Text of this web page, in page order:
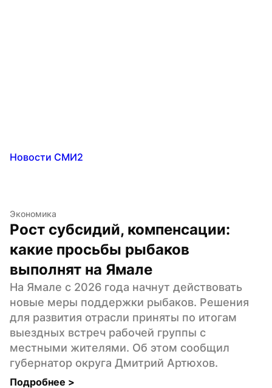
Новости СМИ2
Экономика
Рост субсидий, компенсации:
какие просьбы рыбаков
выполнят на Ямале
На Ямале с 2026 года начнут действовать
новые меры поддержки рыбаков. Решения
для развития отрасли приняты по итогам
выездных встреч рабочей группы с
местными жителями. Об этом сообщил
губернатор округа Дмитрий Артюхов.
Подробнее >